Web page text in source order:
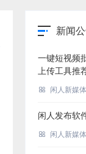
新闻
一键短视频
上传工具推
闲人新媒
闲人发布软
闲人新媒